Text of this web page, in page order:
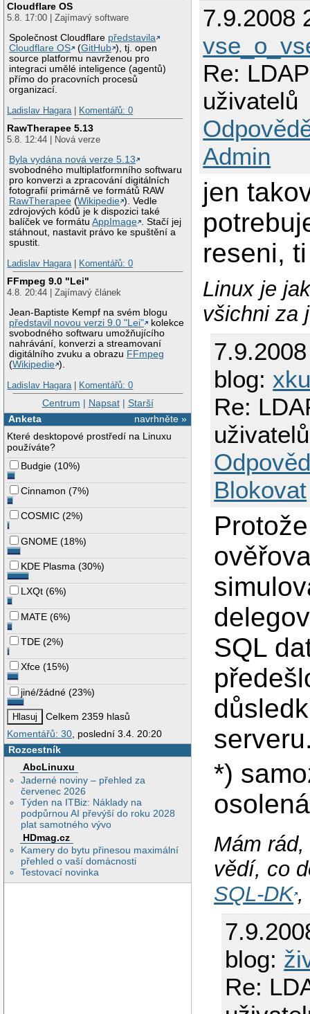
Cloudflare OS
5.8. 17:00 | Zajímavý software
Společnost Cloudflare představila
Cloudflare OS
(GitHub ), tj. open
source platformu navrženou pro
integraci umělé inteligence (agentů)
přímo do pracovních procesů
organizací.
Ladislav Hagara | Komentářů: 0
RawTherapee 5.13
5.8. 12:44 | Nová verze
Byla vydána nová verze 5.13
svobodného multiplatformního softwaru
pro konverzi a zpracování digitálních
fotografií primárně ve formátů RAW
RawTherapee (Wikipedie ). Vedle
zdrojových kódů je k dispozici také
balíček ve formátuAppImage
. Stačí jej
stáhnout, nastavit právo ke spuštění a
spustit.
Ladislav Hagara | Komentářů: 0
FFmpeg 9.0 "Lei"
4.8. 20:44 | Zajímavý článek
Jean-Baptiste Kempf na svém blogu
představil novou verzi 9.0 "Lei"
kolekce
svobodného softwaru umožňujícího
nahrávání, konverzi a streamovaní
digitálního zvuku a obrazu FFmpeg
(Wikipedie ).
Ladislav Hagara | Komentářů: 0
Centrum | Napsat| Starší
navrhněte »
Anketa
Které desktopové prostředí na Linuxu
používáte?
Budgie (10%)
Cinnamon (7%)
COSMIC (2%)
GNOME (18%)
KDE Plasma (30%)
LXQt (6%)
MATE (6%)
TDE (2%)
Xfce (15%)
jiné/žádné (23%)
Celkem 2359 hlasů
Komentářů: 30, poslední 3.4. 20:20
Rozcestník
AbcLinuxu
Jaderné noviny – přehled za
červenec 2026
Týden na ITBiz: Náklady na
podpůrnou AI převýší do roku 2028
plat samotného vývo
HDmag.cz
Kamery do bytu přinesou maximální
přehled o vaší domácnosti
Testovací novinka
7.9.2008
Re:
uživatelů
Admin
jen
reseni,
Linux je
všichni za
blog:
Re:
uživatelů
Blokovat
SQL
*)
Mám
vědí, co
SQL-DK,
blog:
Re: